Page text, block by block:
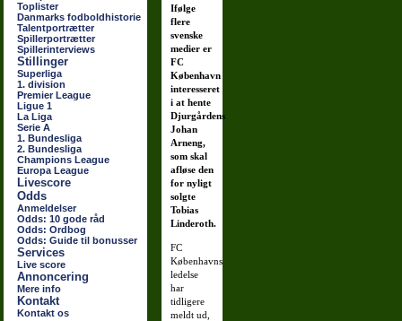
Toplister
Danmarks fodboldhistorie
Talentportrætter
Spillerportrætter
Spillerinterviews
Stillinger
Superliga
1. division
Premier League
Ligue 1
La Liga
Serie A
1. Bundesliga
2. Bundesliga
Champions League
Europa League
Livescore
Odds
Anmeldelser
Odds: 10 gode råd
Odds: Ordbog
Odds: Guide til bonusser
Services
Live score
Annoncering
Mere info
Kontakt
Kontakt os
Ifølge
flere
svenske
medier er
FC
København
interesseret
i at hente
Djurgårdens
Johan
Arneng,
som skal
afløse den
for nyligt
solgte
Tobias
Linderoth.
FC
Københavns
ledelse
har
tidligere
meldt ud,